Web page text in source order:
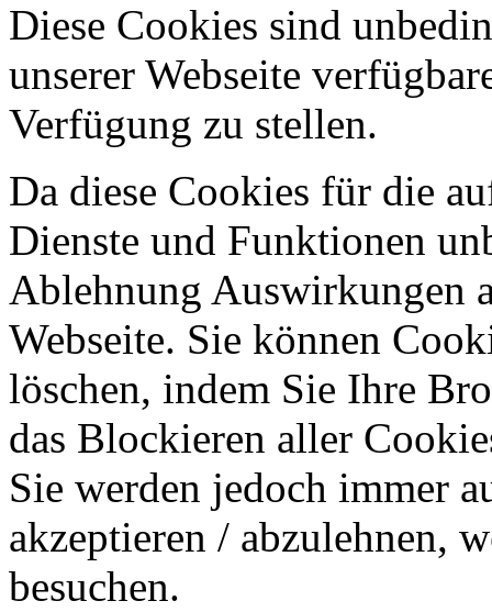
Diese Cookies sind
unserer Webseite
Verfügung zu stellen.
Da diese Cookies für die
Dienste und Funktionen
Ablehnung Auswirkungen
Webseite. Sie können
löschen, indem Sie Ihre
das Blockieren aller
Sie werden jedoch immer
akzeptieren / abzulehnen,
besuchen.